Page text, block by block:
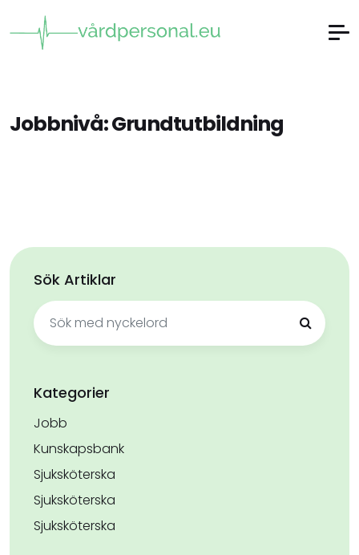
Jobbnivå:Grundtutbildning
Sök Artiklar
Sök
efter:
Kategorier
Jobb
Kunskapsbank
Sjuksköterska
Sjuksköterska
Sjuksköterska